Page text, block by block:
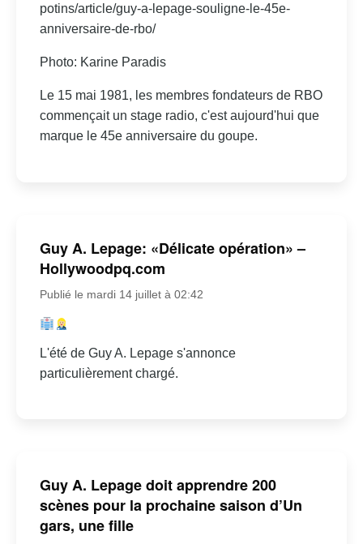
potins/article/guy-a-lepage-souligne-le-45e-
anniversaire-de-rbo/
Photo: Karine Paradis
Le 15 mai 1981, les membres fondateurs de RBO
commençait un stage radio, c'est aujourd'hui que
marque le 45e anniversaire du goupe.
Guy A. Lepage: «Délicate opération» –
Hollywoodpq.com
Publié le mardi 14 juillet à 02:42
L'été de Guy A. Lepage s'annonce
particulièrement chargé.
Guy A. Lepage doit apprendre 200
scènes pour la prochaine saison d’Un
gars, une fille